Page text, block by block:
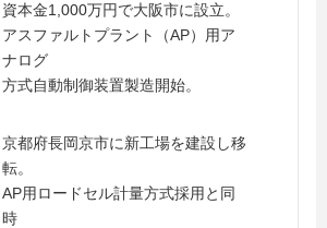
資本金1,000万円で大阪市に設立。
アスファルトプラント（AP）用ア
ナログ
方式自動制御装置製造開始。
京都府長岡京市に新工場を建設し移
転。
AP用ロードセル計量方式採用と同
時